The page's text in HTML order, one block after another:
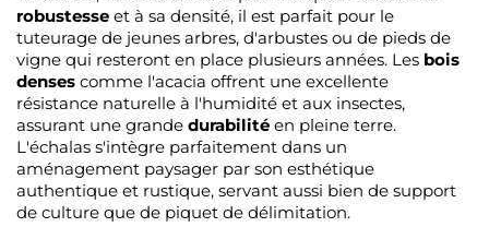
robustesse et à sa densité, il est parfait pour le
tuteurage de jeunes arbres, d'arbustes ou de pieds de
vigne qui resteront en place plusieurs années. Les bois
denses comme l'acacia offrent une excellente
résistance naturelle à l'humidité et aux insectes,
assurant une grande durabilité en pleine terre.
L'échalas s'intègre parfaitement dans un
aménagement paysager par son esthétique
authentique et rustique, servant aussi bien de support
de culture que de piquet de délimitation.